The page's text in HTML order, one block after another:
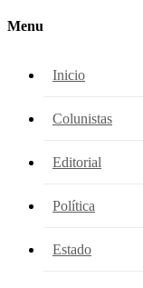
Menu
Inicio
Colunistas
Editorial
Política
Estado